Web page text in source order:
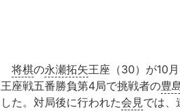
将棋の永瀬拓矢王座（30）が10
王座戦五番勝負第4局で挑戦者の豊
した。対局後に行われた会見では、